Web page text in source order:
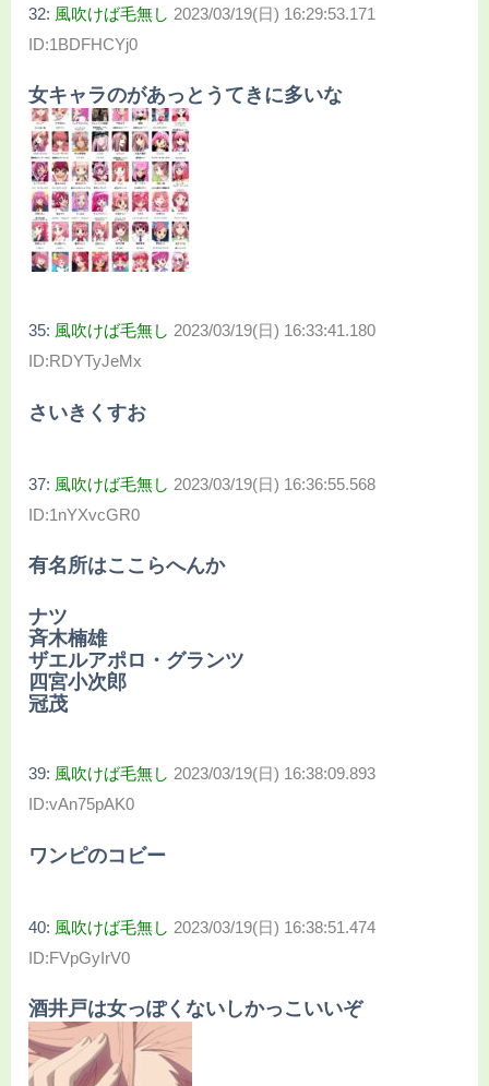
32: 風吹けば毛無し 2023/03/19(日) 16:29:53.171
ID:1BDFHCYj0
女キャラのがあっとうてきに多いな
35: 風吹けば毛無し 2023/03/19(日) 16:33:41.180
ID:RDYTyJeMx
さいきくすお
37: 風吹けば毛無し 2023/03/19(日) 16:36:55.568
ID:1nYXvcGR0
有名所はここらへんか
ナツ
斉木楠雄
ザエルアポロ・グランツ
四宮小次郎
冠茂
39: 風吹けば毛無し 2023/03/19(日) 16:38:09.893
ID:vAn75pAK0
ワンピのコビー
40: 風吹けば毛無し 2023/03/19(日) 16:38:51.474
ID:FVpGyIrV0
酒井戸は女っぽくないしかっこいいぞ